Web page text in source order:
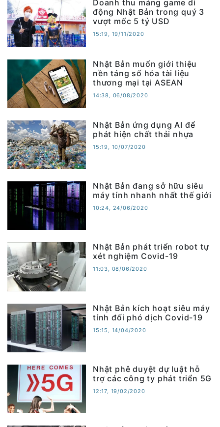
Doanh thu mảng game di
động Nhật Bản trong quý 3
vượt mốc 5 tỷ USD
15:19, 19/11/2020
Nhật Bản muốn giới thiệu
nền tảng số hóa tài liệu
thương mại tại ASEAN
14:38, 06/08/2020
Nhật Bản ứng dụng AI để
phát hiện chất thải nhựa
15:19, 10/07/2020
Nhật Bản đang sở hữu siêu
máy tính nhanh nhất thế giới
10:24, 24/06/2020
Nhật Bản phát triển robot tự
xét nghiệm Covid-19
11:03, 08/06/2020
Nhật Bản kích hoạt siêu máy
tính đối phó dịch Covid-19
15:15, 14/04/2020
Nhật phê duyệt dự luật hỗ
trợ các công ty phát triển 5G
12:17, 19/02/2020